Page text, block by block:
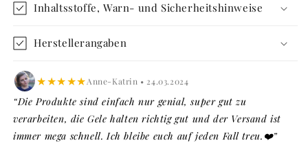
Inhaltsstoffe, Warn- und Sicherheitshinweise
Herstellerangaben
★★★★★Anne-Katrin • 24.03.2024
“Die Produkte sind einfach nur genial, super gut zu
verarbeiten, die Gele halten richtig gut und der Versand ist
immer mega schnell. Ich bleibe euch auf jeden Fall treu.❤️”